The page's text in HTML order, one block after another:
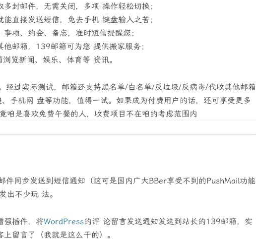
封邮件，无需关闭，多项 操作轻松切换；
直接发送短信，免去手机 键盘输入之苦；
项、约会、备忘，准时短信提醒您；
他邮箱，139邮箱可为您 提供搬家服务；
览新闻、娱乐、体育等 资讯。
经过实际测试，邮箱还支持黑名单/白名单/反垃圾/反病毒/代收其他邮箱
手机网 盘等功能，值得一试。如果成为付费用户的话，还可享受更多
咱是喜欢免费午餐的人，收费项目不在咱的考虑范围内
件同步发送到短信通知（这可是国内广大BBer享受不到的PushMail功能
出不少玩 法。
强插件，将WordPress的评 论留言发送通知发送到站长的139邮箱，实
留言了（我就是这么干的）。